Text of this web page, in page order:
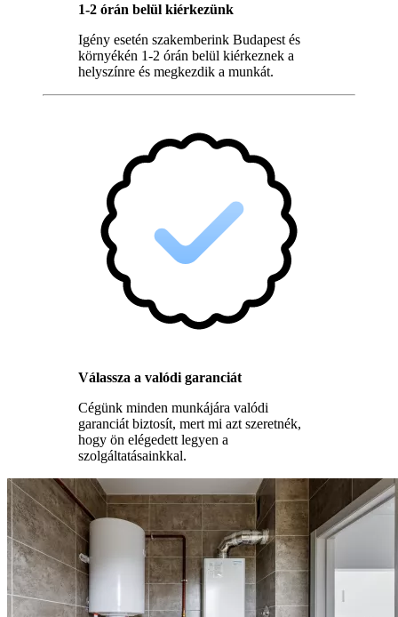
1-2 órán belül kiérkezünk
Igény esetén szakemberink Budapest és
környékén 1-2 órán belül kiérkeznek a
helyszínre és megkezdik a munkát.
Válassza a valódi garanciát
Cégünk minden munkájára valódi
garanciát biztosít, mert mi azt szeretnék,
hogy ön elégedett legyen a
szolgáltatásainkkal.